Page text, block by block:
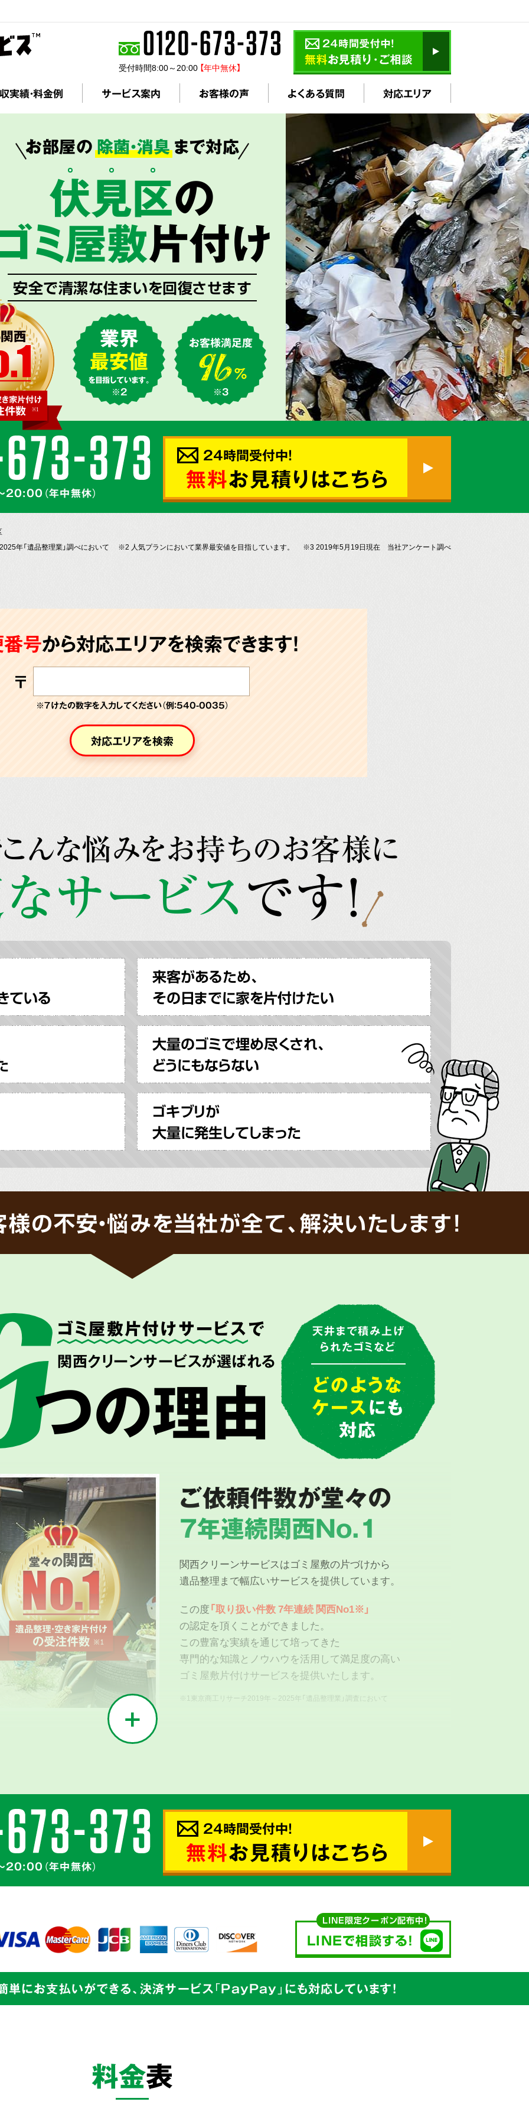
受付時間8:00～20:00 【年中無休】
実績・料金例 サービス案内 お客様の声 よくある質問 対応エリア
お部屋の除菌・消臭まで対応
伏見区の
ミ屋敷片付け
安全で清潔な住まいを回復させます
業界
最安値
を目指しています。
※2
お客様満足度
※3
（年中無休）
24時間受付中!
無料お見積りはこちら
年「遺品整理業」調べにおいて
※2 人気プランにおいて業界最安値を目指しています。 ※3 2019年5月19日現在 当社アンケート調べ
号から対応エリアを検索できます!
〒
※７けたの数字を入力してください（例：540-0035）
対応エリアを検索
んな悩みをお持ちのお客様に
サービスです!
ている
来客があるため、
その日までに家を片付けたい
大量のゴミで埋め尽くされ、
どうにもならない
ゴキブリが
大量に発生してしまった
の不安・悩みを当社が全て、解決いたします!
ゴミ屋敷片付けサービスで
関西クリーンサービスが選ばれる
つの理由
天井まで積み上げ
られたゴミなど
どのような
ケースにも
対応
ご依頼件数が堂々の
7年連続関西No.1
関西クリーンサービスはゴミ屋敷の片づけから
遺品整理まで幅広いサービスを提供しています。
この度「取り扱い件数 7年連続 関西No1※」
の認定を頂くことができました。
この豊富な実績を通じて培ってきた
専門的な知識とノウハウを活用して満足度の高い
ゴミ屋敷片付けサービスを提供いたします。
※1東京商工リサーチ2019年～2025年「遺品整理業」調査において
真心を
込めて対応
に
ミの片づけ
丁寧な
て頂きます。
余計な
業界最安値を
（年中無休）
24時間受付中!
無料お見積りはこちら
LINE限定クーポン配布中！
LINEで相談する!
単にお支払いができる、決済サービス「PayPay」にも対応しています!
料金表